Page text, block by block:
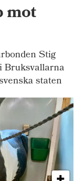
mot
Stig
Bruksvallarna
staten